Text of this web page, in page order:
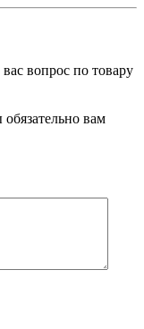
вопрос по товару
вам